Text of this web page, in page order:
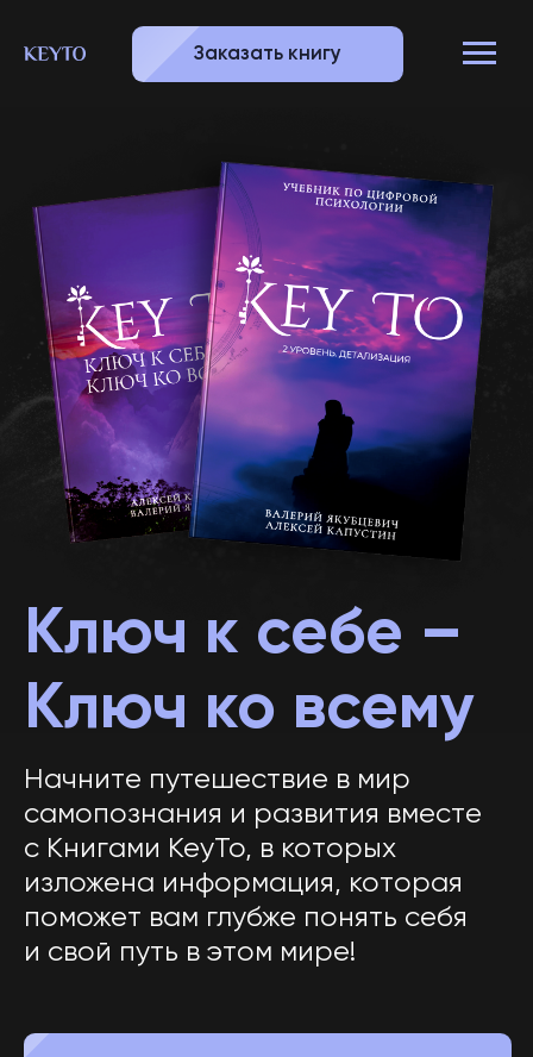
Заказать книгу
Ключ к себе –
Ключ ко всему
Начните путешествие в мир
самопознания и развития вместе
с Книгами KeyTo, в которых
поможет вам глубже понять себя
и свой путь в этом мире!
Заказать книгу
Пройдите путь